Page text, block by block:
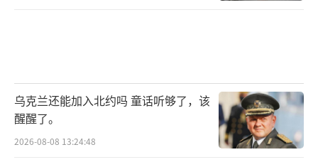
乌克兰还能加入北约吗 童话听够了，该
醒醒了。
2026-08-08 13:24:48